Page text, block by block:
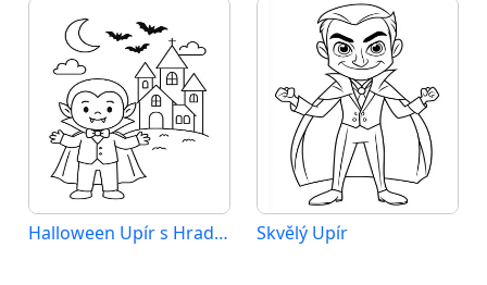
Halloween Upír s Hradem Skvělý Upír